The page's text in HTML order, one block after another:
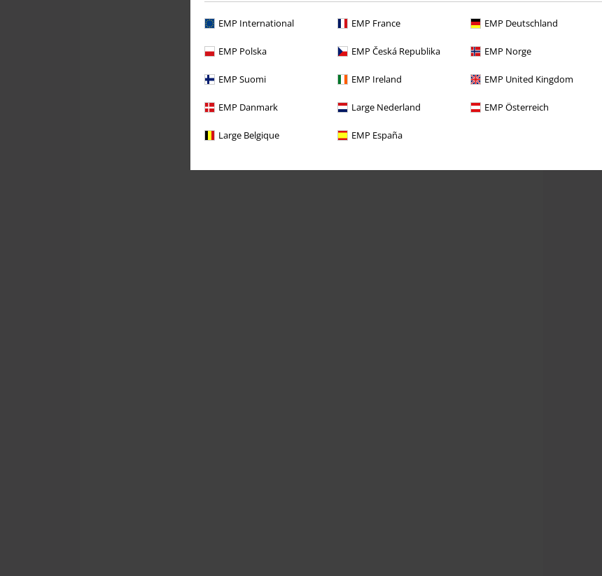
EMP International EMP France EMP Deutschland
EMP Polska EMP Česká Republika EMP Norge
EMP Suomi EMP Ireland EMP United Kingdom
EMP Danmark Large Nederland EMP Österreich
Large Belgique EMP España